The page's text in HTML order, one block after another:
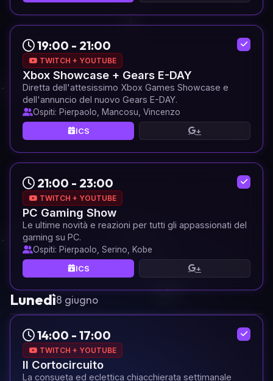
19:00 - 21:00
TWITCH + YOUTUBE
Xbox Showcase + Gears E-DAY
Diretta dell'attesissimo Xbox Games Showcase e
dell'annuncio del nuovo Gears E-DAY.
Ospiti: Pierpaolo, Mancosu, Vincenzo
ICS +
21:00 - 23:00
TWITCH + YOUTUBE
PC Gaming Show
Le ultime novità e reazioni per tutti gli appassionati del
gaming su PC.
Ospiti: Pierpaolo, Serino, Kobe
ICS +
Lunedì8 giugno
14:00 - 17:00
TWITCH + YOUTUBE
Il Cortocircuito
La consueta ed eclettica chiacchierata settimanale